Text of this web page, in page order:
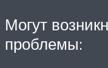
Могут
проблемы: